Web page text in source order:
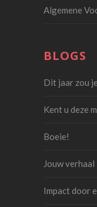
Algemene
BLOGS
Dit jaar zou
Kent u deze
Boeie!
Jouw
Impact door